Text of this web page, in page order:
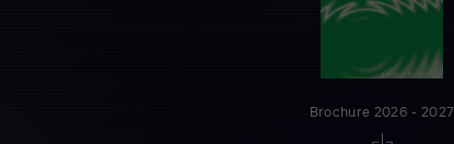
Brochure 2026 - 2027